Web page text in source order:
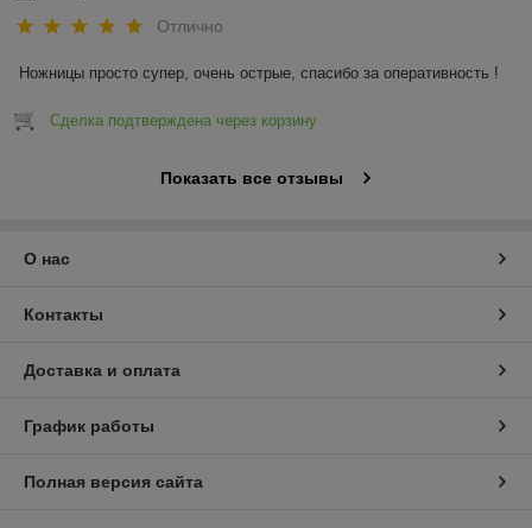
Отлично
Ножницы просто супер, очень острые, спасибо за оперативность !
Сделка подтверждена через корзину
Показать все отзывы
О нас
Контакты
Доставка и оплата
График работы
Полная версия сайта